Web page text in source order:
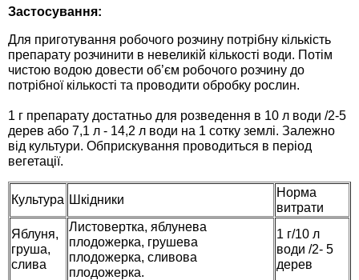
Застосування:
Для приготування робочого розчину потрібну кількість
препарату розчинити в невеликій кількості води. Потім
чистою водою довести об’єм робочого розчину до
потрібної кількості та проводити обробку рослин.
1 г препарату достатньо для розведення в 10 л води /2-5
дерев або 7,1 л - 14,2 л води на 1 сотку землі. Залежно
від культури. Обприскування проводиться в період
вегетації.
Культура Шкідники
Норма
витрати
Яблуня,
груша,
слива
Листовертка, яблунева
плодожерка, грушева
плодожерка, сливова
плодожерка.
1 г/10 л
води /2- 5
дерев
Семена шпината
Семена щавеля
Элитные семена в банках
Хозяйственные товары
Средства защиты растений
Лидеры продаж
Купить семена - хиты продаж
Архив